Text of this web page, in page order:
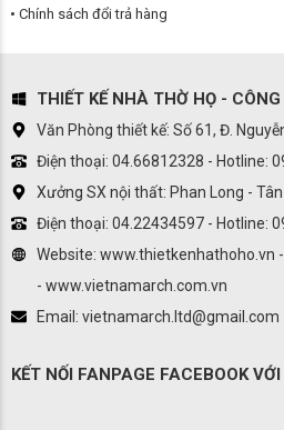
Chính sách đổi trả hàng
THIẾT KẾ NHÀ THỜ HỌ -
Văn Phòng thiết kế: Số 61, Đ.
Điện thoại: 04.66812328 - Hotline:
Xưởng SX nội thất: Phan Long -
Điện thoại: 04.22434597 - Hotline:
Website: www.thietkenhathoho.vn
- www.vietnamarch.com.vn
Email: vietnamarch.ltd@gmail.com
KẾT NỐI FANPAGE FACEBOOK